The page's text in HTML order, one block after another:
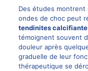
Des études montrent
ondes de choc peut
tendinites
témoignent souvent
douleur après
graduelle de leur
thérapeutique se